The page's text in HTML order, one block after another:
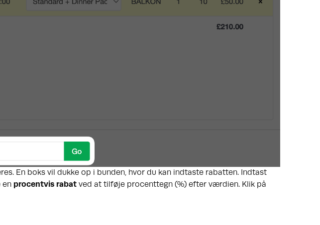
En boks vil dukke op i bunden, hvor du kan indtaste rabatten. Indtast
en procentvis rabat ved at tilføje procenttegn (%) efter værdien. Klik på